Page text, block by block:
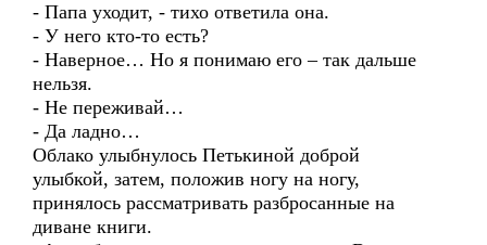
- Папа уходит, - тихо ответила она.
- У него кто-то есть?
- Наверное… Но я понимаю его – так дальше
нельзя.
- Не переживай…
- Да ладно…
Облако улыбнулось Петькиной доброй
улыбкой, затем, положив ногу на ногу,
принялось рассматривать разбросанные на
диване книги.